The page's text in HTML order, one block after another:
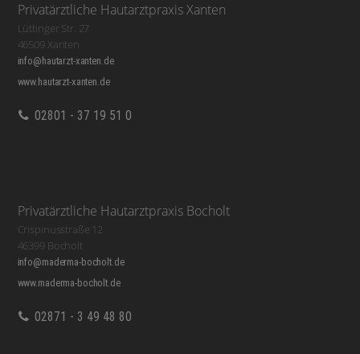
Privatärztliche Hautarztpraxis Xanten
Lüttinger Str. 27
46509 Xanten
info@hautarzt-xanten.de
www.hautarzt-xanten.de
02801 - 37 19 51 0
Privatärztliche Hautarztpraxis Bocholt
Crispinusstraße 12
46399 Bocholt
info@maderma-bocholt.de
www.maderma-bocholt.de
02871 - 3 49 48 80